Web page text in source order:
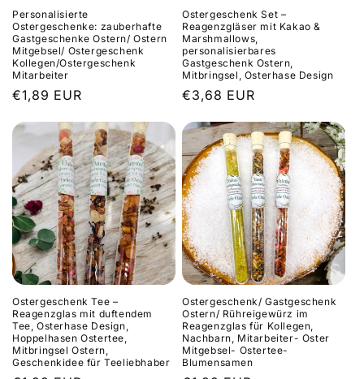
Personalisierte
Ostergeschenke: zauberhafte
Gastgeschenke Ostern/ Ostern
Mitgebsel/ Ostergeschenk
Kollegen/Ostergeschenk
Mitarbeiter
Normaler
€1,89 EUR
Ostergeschenk Set –
Reagenzgläser mit Kakao &
Marshmallows,
personalisierbares
Gastgeschenk Ostern,
Mitbringsel, Osterhase Design
Normaler
€3,68 EUR
Ostergeschenk Tee –
Reagenzglas mit duftendem
Tee, Osterhase Design,
Hoppelhasen Ostertee,
Mitbringsel Ostern,
Geschenkidee für Teeliebhaber
Ostergeschenk/ Gastgeschenk
Ostern/ Rühreigewürz im
Reagenzglas für Kollegen,
Nachbarn, Mitarbeiter- Oster
Mitgebsel- Ostertee-
Blumensamen